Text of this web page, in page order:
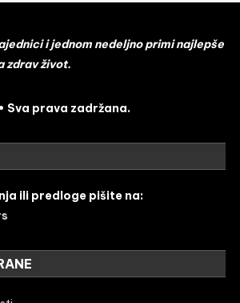
i jednom nedeljno primi najlepše
zdrav život.
Sva prava zadržana.
ili predloge pišite na: